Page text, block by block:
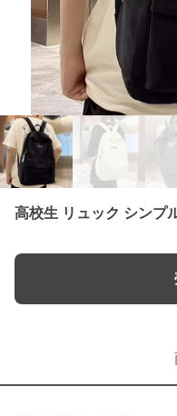
高校生 リュック シンプ